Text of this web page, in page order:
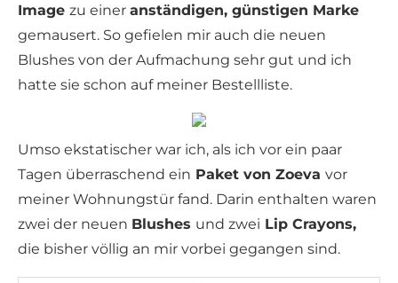
Image zu einer anständigen, günstigen Marke
gemausert. So gefielen mir auch die neuen
Blushes von der Aufmachung sehr gut und ich
hatte sie schon auf meiner Bestellliste.
Umso ekstatischer war ich, als ich vor ein paar
Tagen überraschend ein Paket von Zoeva vor
meiner Wohnungstür fand. Darin enthalten waren
zwei der neuen Blushes und zwei Lip Crayons,
die bisher völlig an mir vorbei gegangen sind.